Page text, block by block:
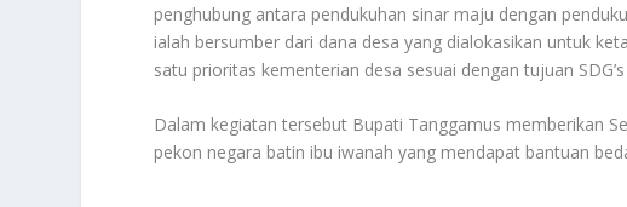
penghubung antara pendukuhan sinar maju dengan
ialah bersumber dari dana desa yang dialokasikan untuk
satu prioritas kementerian desa sesuai dengan tujuan
Dalam kegiatan tersebut Bupati Tanggamus memberikan
pekon negara batin ibu iwanah yang mendapat bantuan